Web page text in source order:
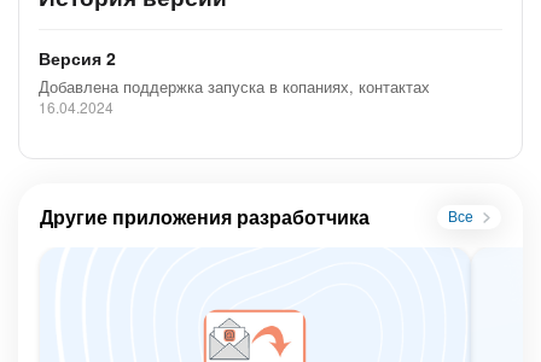
Версия 2
Добавлена поддержка запуска в копаниях, контактах
16.04.2024
Другие приложения разработчика Все